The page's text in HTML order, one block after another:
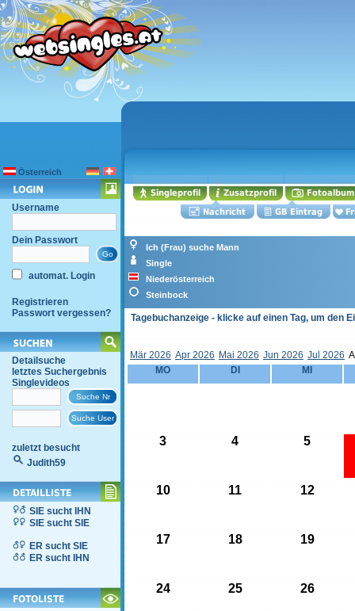
Österreich
Username
Dein Passwort
automat. Login
Registrieren
Passwort vergessen?
Detailsuche
letztes Suchergebnis
Singlevideos
zuletzt besucht
Judith59
SIE sucht IHN
SIE sucht SIE
ER sucht SIE
ER sucht IHN
Ich (Frau) suche Mann
Single
Niederösterreich
Steinbock
Tagebuchanzeige - klicke auf einen Tag, um den
Mär 2026 Apr 2026 Mai 2026 Jun 2026 Jul 2026
MO
DI MI
3 4 5
10 11 12
17 18 19
24 25 26